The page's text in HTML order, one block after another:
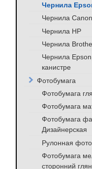
Чернила
Чернила Canon
Чернила HP
Чернила
Чернила
канистре
Фотобумага
Фотобумага
Фотобумага
Фотобумага
Дизайнерская
Рулонная
Фотобумага
сторонний